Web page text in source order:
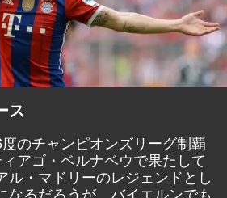
ス
のチャンピオンズリーグ制覇
アゴ・ベルナベウで果たして
ル・マドリーのレジェンドとし
なるだろうが、バイエルンでも